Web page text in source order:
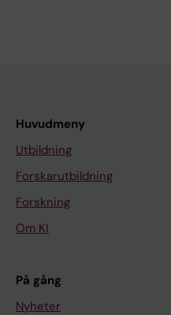
Huvudmeny
Utbildning
Forskarutbildning
Forskning
Om KI
På gång
Nyheter